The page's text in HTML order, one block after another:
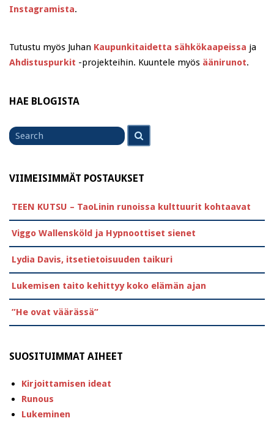
Instagramista.
Tutustu myös Juhan Kaupunkitaidetta sähkökaapeissa ja
Ahdistuspurkit -projekteihin. Kuuntele myös äänirunot.
HAE BLOGISTA
for
VIIMEISIMMÄT POSTAUKSET
TEEN KUTSU – TaoLinin runoissa kulttuurit kohtaavat
Viggo Wallensköld ja Hypnoottiset sienet
Lydia Davis, itsetietoisuuden taikuri
Lukemisen taito kehittyy koko elämän ajan
”He ovat väärässä”
SUOSITUIMMAT AIHEET
Kirjoittamisen ideat
Runous
Lukeminen